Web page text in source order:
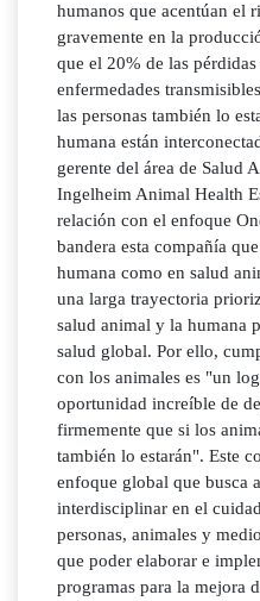
humanos que acentúan el
gravemente en la
que el 20% de las pérdidas
enfermedades
las personas también lo
humana están
gerente del área de Salud
Ingelheim Animal Health
relación con el enfoque
bandera esta compañía
humana como en salud
una larga trayectoria
salud animal y la humana
salud global. Por ello,
con los animales es "un
oportunidad increíble de
firmemente que si los
también lo estarán". Este
enfoque global que busca
interdisciplinar en el
personas, animales y
que poder elaborar e
programas para la mejora